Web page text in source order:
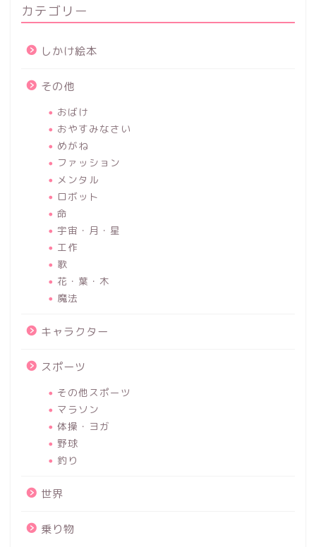
カテゴリー
しかけ絵本
その他
おばけ
おやすみなさい
めがね
ファッション
メンタル
ロボット
命
宇宙・月・星
工作
歌
花・葉・木
魔法
キャラクター
スポーツ
その他スポーツ
マラソン
体操・ヨガ
野球
釣り
世界
乗り物